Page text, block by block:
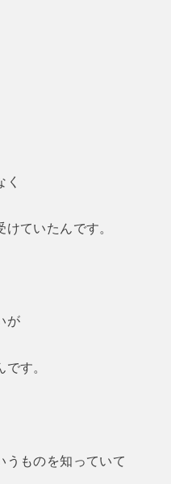
く
ていたんです。
が
す。
うものを知っていて